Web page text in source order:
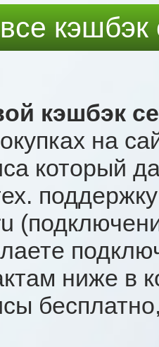
кэшбэк
на
который
ниже в